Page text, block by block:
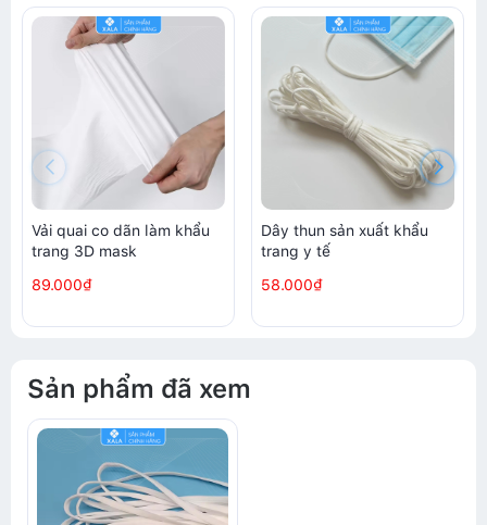
Vải quai co dãn làm khẩu
trang 3D mask
89.000₫
Dây thun sản xuất khẩu
trang y tế
58.000₫
Sản phẩm đã xem